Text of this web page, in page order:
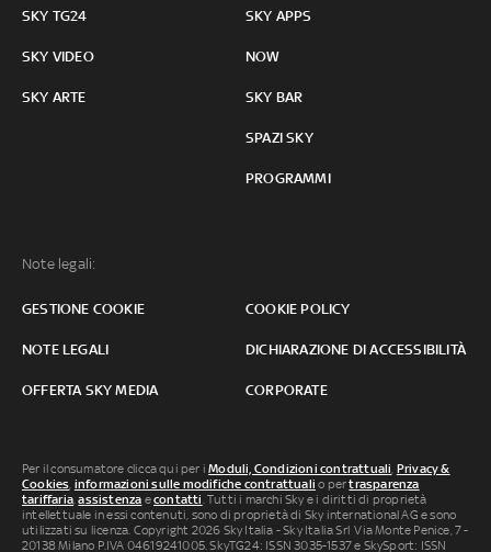
SKY TG24
SKY VIDEO
SKY ARTE
SKY APPS
NOW
SKY BAR
SPAZI SKY
PROGRAMMI
Note legali:
GESTIONE COOKIE COOKIE POLICY
NOTE LEGALI DICHIARAZIONE DI ACCESSIBILITÀ
OFFERTA SKY MEDIA CORPORATE
Per il consumatore clicca qui per iModuli, Condizioni contrattuali, Privacy &
Cookies, informazioni sulle modifiche contrattuali o pertrasparenza
tariffaria,assistenza econtatti. Tutti i marchi Sky e i diritti di proprietà
intellettuale in essi contenuti, sono di proprietà di Sky international AG e sono
utilizzati su licenza. Copyright 2026 Sky Italia - Sky Italia Srl Via Monte Penice, 7 -
20138 Milano P.IVA 04619241005. SkyTG24: ISSN 3035-1537 e SkySport: ISSN